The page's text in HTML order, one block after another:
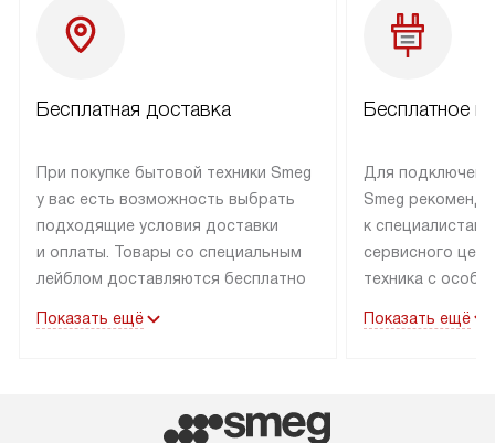
Бесплатная доставка
При покупке бытовой техники Smeg
у вас есть возможность выбрать
подходящие условия доставки
и оплаты. Товары со специальным
лейблом доставляются бесплатно
до подъезда. Доставка за пределы
маркировку «в наличии», может
быть отправлен покупателю
Показать ещё
Бесплатное
Для
Smeg
к специалистам
сервисного
техника с
коммуникациям.
Показать ещё